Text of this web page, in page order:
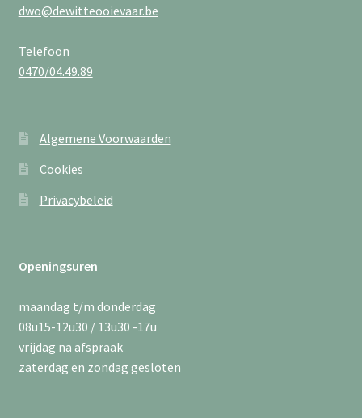
dwo@dewitteooievaar.be
Telefoon
0470/04.49.89
Algemene Voorwaarden
Cookies
Privacybeleid
Openingsuren
maandag t/m donderdag
08u15-12u30 / 13u30 -17u
vrijdag na afspraak
zaterdag en zondag gesloten